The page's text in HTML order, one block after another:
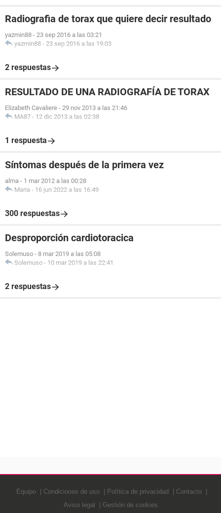
Radiografia de torax que quiere decir resultado
yazmin88 - 23 sep 2016 a las 03:21
yazmin88 - 23 sep 2016 a las 19:03
2 respuestas
RESULTADO DE UNA RADIOGRAFÍA DE TORAX
Elizabeth Cavaliere - 29 nov 2013 a las 21:46
MA87 - 12 dic 2013 a las 02:38
1 respuesta
Síntomas después de la primera vez
alma - 1 mar 2012 a las 00:28
Maria - 16 jun 2022 a las 16:49
300 respuestas
Desproporción cardiotoracica
Solemuso - 8 mar 2019 a las 05:08
Solemuso - 10 mar 2019 a las 22:41
2 respuestas
Equipo Condiciones de uso Política de privacidad
Contacto
Aviso legal
Gestión de cookies